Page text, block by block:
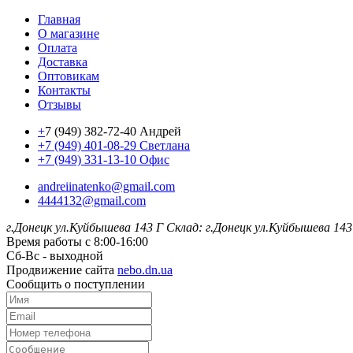
Главная
О магазине
Оплата
Доставка
Оптовикам
Контакты
Отзывы
+7 (949) 382-72-40 Андрей
+7 (949) 401-08-29 Светлана
+7 (949) 331-13-10 Офис
andreiinatenko@gmail.com
4444132@gmail.com
г.Донецк ул.Куйбышева 143 Г Склад: г.Донецк ул.Куйбышева
Время работы с 8:00-16:00
Сб-Вс - выходной
Продвижение сайта nebo.dn.ua
Сообщить о поступлении